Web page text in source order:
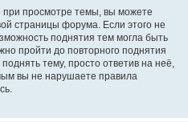
при просмотре темы, вы можете
страницы форума. Если этого не
поднятия тем могла быть
пройти до повторного поднятия
тему, просто ответив на неё,
вы не нарушаете правила